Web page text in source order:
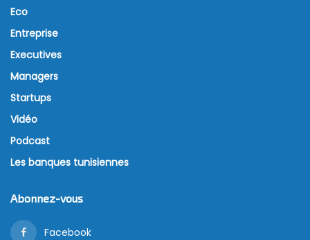
Eco
Entreprise
Executives
Managers
Startups
Vidéo
Podcast
Les banques tunisiennes
Abonnez-vous
Facebook